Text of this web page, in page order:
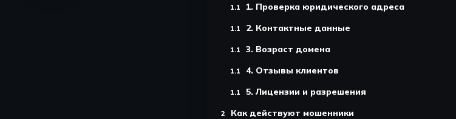
1. Проверка юридического адреса
2. Контактные данные
3. Возраст домена
4. Отзывы клиентов
5. Лицензии и разрешения
Как действуют мошенники